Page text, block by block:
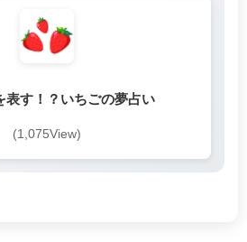
表す！？いちごの夢占い
(1,075View)